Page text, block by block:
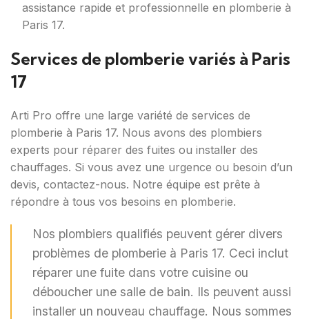
assistance rapide et professionnelle en plomberie à
Paris 17.
Services de plomberie variés à Paris
17
Arti Pro offre une large variété de services de
plomberie à Paris 17. Nous avons des plombiers
experts pour réparer des fuites ou installer des
chauffages. Si vous avez une urgence ou besoin d’un
devis, contactez-nous. Notre équipe est prête à
répondre à tous vos besoins en plomberie.
Nos plombiers qualifiés peuvent gérer divers
problèmes de plomberie à Paris 17. Ceci inclut
réparer une fuite dans votre cuisine ou
déboucher une salle de bain. Ils peuvent aussi
installer un nouveau chauffage. Nous sommes